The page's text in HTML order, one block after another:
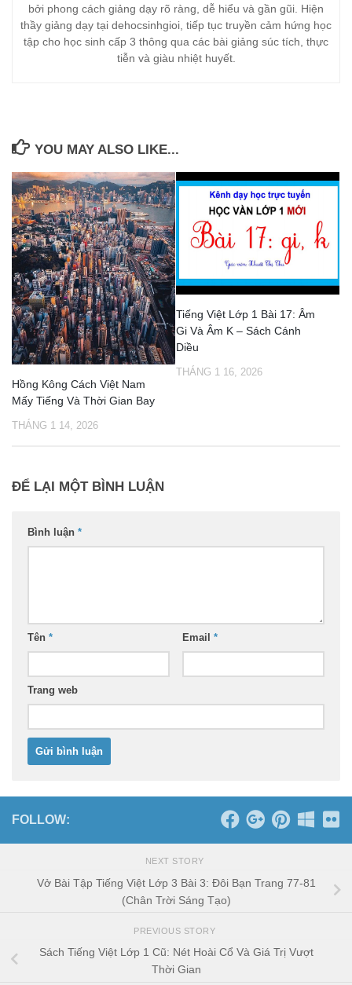
bởi phong cách giảng dạy rõ ràng, dễ hiểu và gần gũi. Hiện
thầy giảng dạy tại dehocsinhgioi, tiếp tục truyền cảm hứng học
tập cho học sinh cấp 3 thông qua các bài giảng súc tích, thực
tiễn và giàu nhiệt huyết.
YOU MAY ALSO LIKE...
Hồng Kông Cách Việt Nam
Mấy Tiếng Và Thời Gian Bay
THÁNG 1 14, 2026
Tiếng Việt Lớp 1 Bài 17: Âm
Gi Và Âm K – Sách Cánh
Diều
THÁNG 1 16, 2026
ĐỂ LẠI MỘT BÌNH LUẬN
Bình luận *
Tên * Email *
Trang web
FOLLOW:
NEXT STORY
Vở Bài Tập Tiếng Việt Lớp 3 Bài 3: Đôi Bạn Trang 77-81
(Chân Trời Sáng Tạo)
PREVIOUS STORY
Sách Tiếng Việt Lớp 1 Cũ: Nét Hoài Cổ Và Giá Trị Vượt
Thời Gian